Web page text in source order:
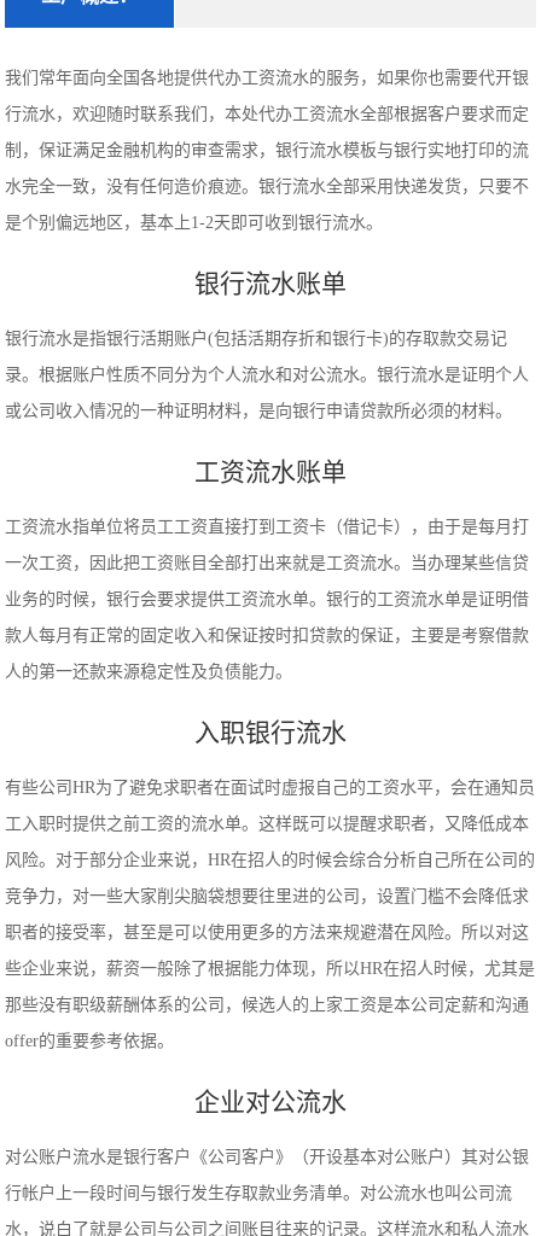
我们常年面向全国各地提供代办工资流水的服务，如果你也需要代开银
行流水，欢迎随时联系我们，本处代办工资流水全部根据客户要求而定
制，保证满足金融机构的审查需求，银行流水模板与银行实地打印的流
水完全一致，没有任何造价痕迹。银行流水全部采用快递发货，只要不
是个别偏远地区，基本上1-2天即可收到银行流水。
银行流水账单
银行流水是指银行活期账户(包括活期存折和银行卡)的存取款交易记
录。根据账户性质不同分为个人流水和对公流水。银行流水是证明个人
或公司收入情况的一种证明材料，是向银行申请贷款所必须的材料。
工资流水账单
工资流水指单位将员工工资直接打到工资卡（借记卡），由于是每月打
一次工资，因此把工资账目全部打出来就是工资流水。当办理某些信贷
业务的时候，银行会要求提供工资流水单。银行的工资流水单是证明借
款人每月有正常的固定收入和保证按时扣贷款的保证，主要是考察借款
人的第一还款来源稳定性及负债能力。
入职银行流水
有些公司HR为了避免求职者在面试时虚报自己的工资水平，会在通知员
工入职时提供之前工资的流水单。这样既可以提醒求职者，又降低成本
风险。对于部分企业来说，HR在招人的时候会综合分析自己所在公司的
竞争力，对一些大家削尖脑袋想要往里进的公司，设置门槛不会降低求
职者的接受率，甚至是可以使用更多的方法来规避潜在风险。所以对这
些企业来说，薪资一般除了根据能力体现，所以HR在招人时候，尤其是
那些没有职级薪酬体系的公司，候选人的上家工资是本公司定薪和沟通
offer的重要参考依据。
企业对公流水
对公账户流水是银行客户《公司客户》（开设基本对公账户）其对公银
行帐户上一段时间与银行发生存取款业务清单。对公流水也叫公司流
水，说白了就是公司与公司之间账目往来的记录。这样流水和私人流水